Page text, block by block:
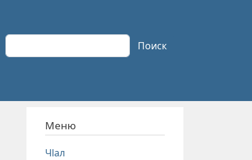
Поиск Поиск
Меню
Чlал